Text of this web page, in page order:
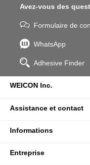
Avez-vous des
Formulaire de
WhatsApp
Adhesive Finder
WEICON Inc.
Assistance et contact
Informations
Entreprise